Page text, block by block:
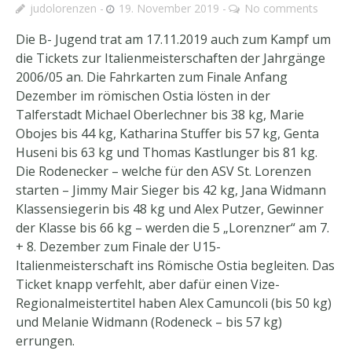
judolorenzen 19. November 2019 No comments
Die B- Jugend trat am 17.11.2019 auch zum Kampf um
die Tickets zur Italienmeisterschaften der Jahrgänge
2006/05 an. Die Fahrkarten zum Finale Anfang
Dezember im römischen Ostia lösten in der
Talferstadt Michael Oberlechner bis 38 kg, Marie
Obojes bis 44 kg, Katharina Stuffer bis 57 kg, Genta
Huseni bis 63 kg und Thomas Kastlunger bis 81 kg.
Die Rodenecker – welche für den ASV St. Lorenzen
starten – Jimmy Mair Sieger bis 42 kg, Jana Widmann
Klassensiegerin bis 48 kg und Alex Putzer, Gewinner
der Klasse bis 66 kg – werden die 5 „Lorenzner“ am 7.
+ 8. Dezember zum Finale der U15-
Italienmeisterschaft ins Römische Ostia begleiten. Das
Ticket knapp verfehlt, aber dafür einen Vize-
Regionalmeistertitel haben Alex Camuncoli (bis 50 kg)
und Melanie Widmann (Rodeneck – bis 57 kg)
errungen.